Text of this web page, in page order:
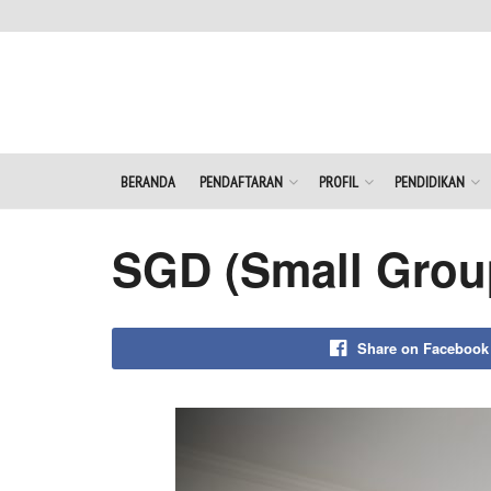
BERANDA PENDAFTARAN PROFIL PENDIDIKAN
SGD (Small
Share on Facebook